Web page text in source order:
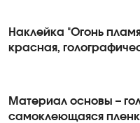
Наклейка "Огонь
красная,
Материал основы –
самоклеющаяся